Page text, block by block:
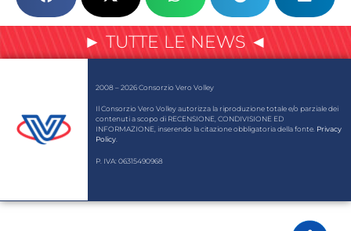
► TUTTE LE NEWS ◄
2008 – 2026 Consorzio Vero Volley
Il Consorzio Vero Volley autorizza la riproduzione totale e/o parziale dei
contenuti a scopo di RECENSIONE, CONDIVISIONE ED
INFORMAZIONE, inserendo la citazione obbligatoria della fonte. Privacy
Policy.
P. IVA: 06315490968